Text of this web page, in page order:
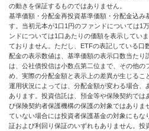
の動きを保証するものではありません。
基準価額・分配金再投資基準価額・分配金込み
す。当初元本が1口1円のファンドについては1
ンドについては1口あたりの価額を表示してい
ておりません。ただし、ETFの表記している口
配金の表示数値は、基準価額の表示口数当たり
は、公社債投信は小数点第二位まで、その他の
め、実際の分配金額と表示上の差異が生じるこ
運用状況によっては、分配金額が変わる場合
あります。投資信託は、預金等や保険契約では
び保険契約者保護機構の保護の対象ではありま
ていない場合には投資者保護基金の対象にも
証および利回り保証のいずれもありません。